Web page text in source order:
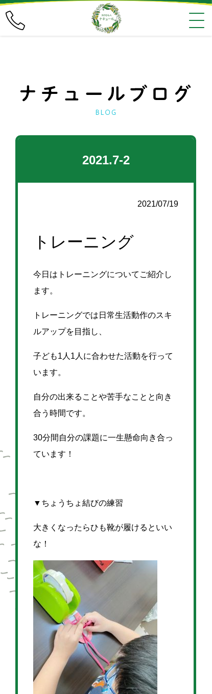
2021.7-2
2021/07/19
トレーニング
今日はトレーニングについてご紹介し
ます。
トレーニングでは日常生活動作のスキ
ルアップを目指し、
子ども1人1人に合わせた活動を行って
います。
自分の出来ることや苦手なことと向き
合う時間です。
30分間自分の課題に一生懸命向き合っ
ています！
▼ちょうちょ結びの練習
大きくなったらひも靴が履けるといい
な！